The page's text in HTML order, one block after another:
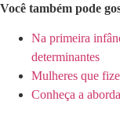
Você também pode
Na primeira
determinantes
Mulheres que
Conheça a